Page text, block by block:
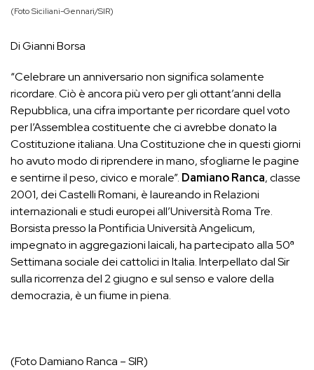
(Foto Siciliani-Gennari/SIR)
Di Gianni Borsa
“Celebrare un anniversario non significa solamente
ricordare. Ciò è ancora più vero per gli ottant’anni della
Repubblica, una cifra importante per ricordare quel voto
per l’Assemblea costituente che ci avrebbe donato la
Costituzione italiana. Una Costituzione che in questi giorni
ho avuto modo di riprendere in mano, sfogliarne le pagine
e sentirne il peso, civico e morale”. Damiano Ranca, classe
2001, dei Castelli Romani, è laureando in Relazioni
internazionali e studi europei all’Università Roma Tre.
Borsista presso la Pontificia Università Angelicum,
impegnato in aggregazioni laicali, ha partecipato alla 50ª
Settimana sociale dei cattolici in Italia. Interpellato dal Sir
sulla ricorrenza del 2 giugno e sul senso e valore della
democrazia, è un fiume in piena.
(Foto Damiano Ranca – SIR)